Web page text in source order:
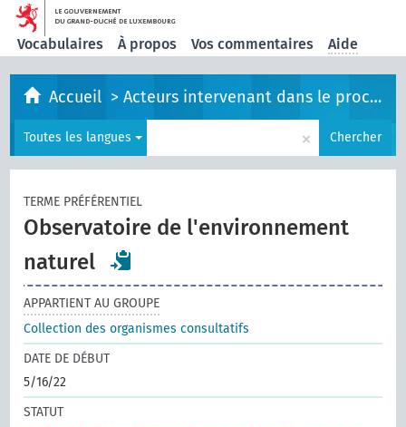
Vocabulaires À propos Vos commentaires Aide
Accueil >Acteurs intervenant dans le processus législatif
Toutes les langues × Chercher
TERME PRÉFÉRENTIEL
Observatoire de l'environnement
naturel
APPARTIENT AU GROUPE
Collection des organismes consultatifs
DATE DE DÉBUT
5/16/22
STATUT